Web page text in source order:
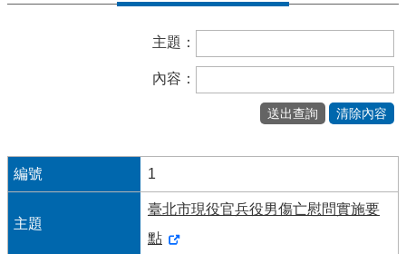
訊
息
專
主題：
內容：
1
臺北市現役官兵役男傷亡慰問實施要
點